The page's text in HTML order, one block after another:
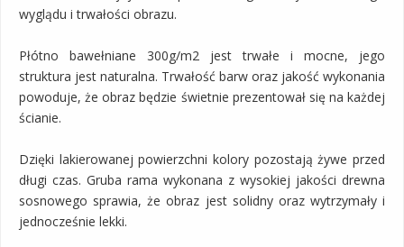
wyglądu i trwałości obrazu.
Płótno bawełniane 300g/m2 jest trwałe i mocne, jego
struktura jest naturalna. Trwałość barw oraz jakość wykonania
powoduje, że obraz będzie świetnie prezentował się na każdej
ścianie.
Dzięki lakierowanej powierzchni kolory pozostają żywe przed
długi czas. Gruba rama wykonana z wysokiej jakości drewna
sosnowego sprawia, że obraz jest solidny oraz wytrzymały i
jednocześnie lekki.